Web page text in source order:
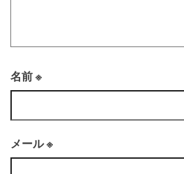
名前 ※
メール※